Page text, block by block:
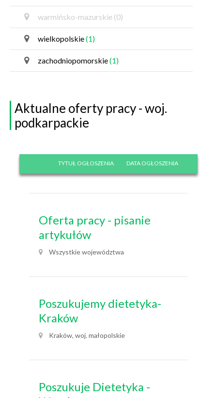
warmińsko-mazurskie (0)
wielkopolskie(1)
zachodniopomorskie(1)
Aktualne oferty pracy - woj.
podkarpackie
TYTUŁ OGŁOSZENIA DATA OGŁOSZENIA
Oferta pracy - pisanie
artykułów
Wszystkie województwa
Poszukujemy dietetyka-
Kraków
Kraków, woj. małopolskie
Poszukuje Dietetyka -